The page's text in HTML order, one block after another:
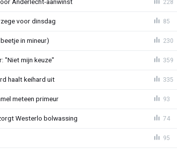
228
voor dinsdag 85
in mineur) 230
"Niet mijn keuze" 359
haalt keihard uit 335
meteen primeur 93
Westerlo bolwassing 74
95